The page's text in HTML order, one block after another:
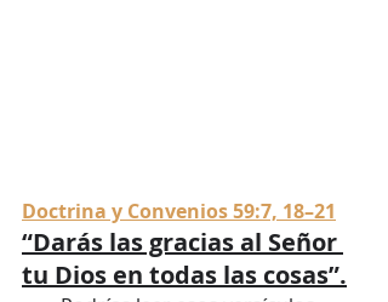
Doctrina y Convenios 59:7, 18–21
“Darás las gracias al Señor
tu Dios en todas las cosas”.